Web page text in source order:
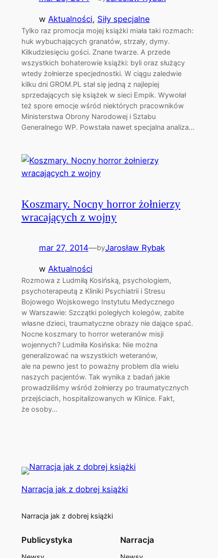
w Aktualności, Siły specjalne
Tylko raz promocja mojej książki miała taki rozmach:
huk wybuchających granatów, strzały, dymy.
Kilkudziesięciu gości. Znane twarze. A przede
wszystkich bohaterowie książki: byli oraz służący
wtedy żołnierze specjednostki. W ciągu zaledwie
kilku dni GROM.PL stał się jedną z najlepiej
sprzedających się książek w sieci Empik. Wywołał
też spore emocje wśród niektórych pracowników
Ministerstwa Obrony Narodowej i Sztabu
Generalnego WP. Powstała nawet specjalna analiza…
Koszmary. Nocny horror żołnierzy
wracających z wojny
mar 27, 2014—byJarosław Rybak
w Aktualności
Rozmowa z Ludmiłą Kosińską, psychologiem,
psychoterapeutą z Kliniki Psychiatrii i Stresu
Bojowego Wojskowego Instytutu Medycznego
w Warszawie: Szczątki poległych kolegów, zabite
własne dzieci, traumatyczne obrazy nie dające spać.
Nocne koszmary to horror weteranów misji
wojennych? Ludmiła Kosińska: Nie można
generalizować na wszystkich weteranów,
ale na pewno jest to poważny problem dla wielu
naszych pacjentów. Tak wynika z badań jakie
prowadziliśmy wśród żołnierzy po traumatycznych
przejściach, hospitalizowanych w Klinice. Fakt,
że osoby…
Narracja jak z dobrej książki
Narracja jak z dobrej książki
Publicystyka Narracja